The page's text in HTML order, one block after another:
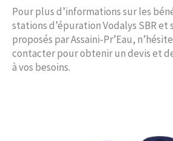
Pour plus d’informations sur les
stations d’épuration Vodalys SBR
proposés par Assaini-Pr’Eau,
contacter pour obtenir un devis et
à vos besoins.